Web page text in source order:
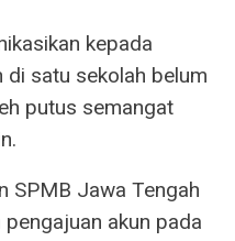
kepada
di satu sekolah belum
putus semangat
SPMB Jawa Tengah
akun pada